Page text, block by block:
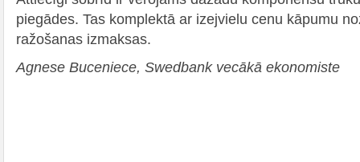
piegādes. Tas komplektā ar izejvielu cenu kāpumu
ražošanas izmaksas.
Agnese Buceniece, Swedbank vecākā ekonomiste